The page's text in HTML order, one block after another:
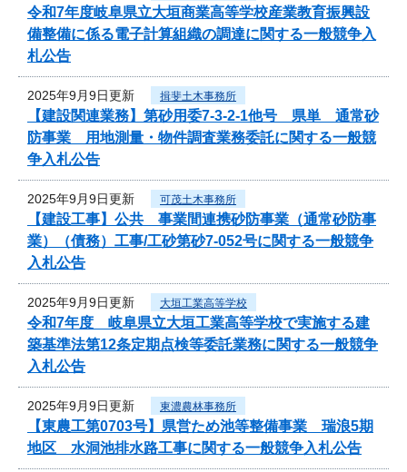
令和7年度岐阜県立大垣商業高等学校産業教育振興設
備整備に係る電子計算組織の調達に関する一般競争入
札公告
2025年9月9日更新 揖斐土木事務所
【建設関連業務】第砂用委7-3-2-1他号 県単 通常砂
防事業 用地測量・物件調査業務委託に関する一般競
争入札公告
2025年9月9日更新 可茂土木事務所
【建設工事】公共 事業間連携砂防事業（通常砂防事
業）（債務）工事/工砂第砂7-052号に関する一般競争
入札公告
2025年9月9日更新 大垣工業高等学校
令和7年度 岐阜県立大垣工業高等学校で実施する建
築基準法第12条定期点検等委託業務に関する一般競争
入札公告
2025年9月9日更新 東濃農林事務所
【東農工第0703号】県営ため池等整備事業 瑞浪5期
地区 水洞池排水路工事に関する一般競争入札公告